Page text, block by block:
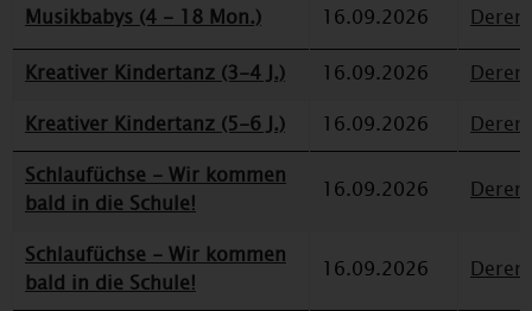
Musikbabys (4 - 18 Mon.) 16.09.2026
Kreativer Kindertanz (3-4 J.)
16.09.2026
Kreativer Kindertanz (5-6 J.)
16.09.2026
Schlaufüchse - Wir kommen
bald in die Schule!
16.09.2026
Schlaufüchse - Wir kommen
bald in die Schule!
16.09.2026